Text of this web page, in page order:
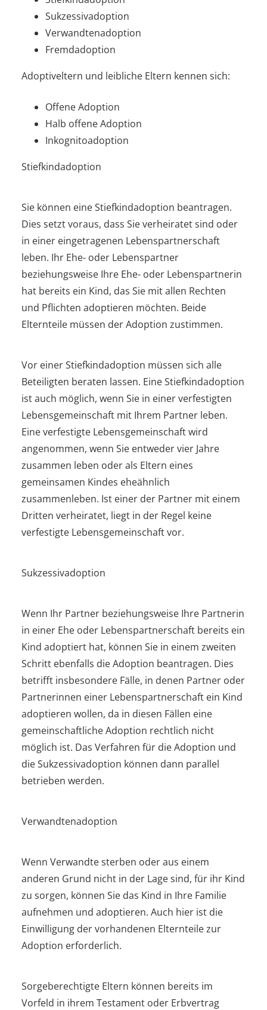
Sukzessivadoption
Verwandtenadoption
Fremdadoption
Adoptiveltern und leibliche Eltern kennen sich:
Offene Adoption
Halb offene Adoption
Inkognitoadoption
Stiefkindadoption
Sie können eine Stiefkindadoption beantragen.
Dies setzt voraus, dass Sie verheiratet sind oder
in einer eingetragenen Lebenspartnerschaft
leben. Ihr Ehe- oder Lebenspartner
beziehungsweise Ihre Ehe- oder Lebenspartnerin
hat bereits ein Kind, das Sie mit allen Rechten
und Pflichten adoptieren möchten. Beide
Elternteile müssen der Adoption zustimmen.
Vor einer Stiefkindadoption müssen sich alle
Beteiligten beraten lassen. Eine Stiefkindadoption
ist auch möglich, wenn Sie in einer verfestigten
Lebensgemeinschaft mit Ihrem Partner leben.
Eine verfestigte Lebensgemeinschaft wird
angenommen, wenn Sie entweder vier Jahre
zusammen leben oder als Eltern eines
gemeinsamen Kindes eheähnlich
zusammenleben. Ist einer der Partner mit einem
Dritten verheiratet, liegt in der Regel keine
verfestigte Lebensgemeinschaft vor.
Sukzessivadoption
Wenn Ihr Partner beziehungsweise Ihre Partnerin
in einer Ehe oder Lebenspartnerschaft bereits ein
Kind adoptiert hat, können Sie in einem zweiten
Schritt ebenfalls die Adoption beantragen. Dies
betrifft insbesondere Fälle, in denen Partner oder
Partnerinnen einer Lebenspartnerschaft ein Kind
adoptieren wollen, da in diesen Fällen eine
gemeinschaftliche Adoption rechtlich nicht
möglich ist. Das Verfahren für die Adoption und
die Sukzessivadoption können dann parallel
betrieben werden.
Verwandtenadoption
Wenn Verwandte sterben oder aus einem
anderen Grund nicht in der Lage sind, für ihr Kind
zu sorgen, können Sie das Kind in Ihre Familie
aufnehmen und adoptieren. Auch hier ist die
Einwilligung der vorhandenen Elternteile zur
Adoption erforderlich.
Sorgeberechtigte Eltern können bereits im
Vorfeld in ihrem Testament oder Erbvertrag